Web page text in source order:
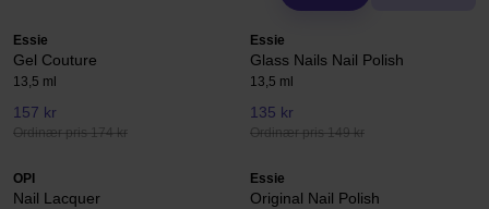
Essie
Gel Couture
13,5 ml
157 kr
Ordinær pris 174 kr
Essie
Glass Nails Nail Polish
13,5 ml
135 kr
Ordinær pris 149 kr
OPI
Nail Lacquer
Essie
Original Nail Polish